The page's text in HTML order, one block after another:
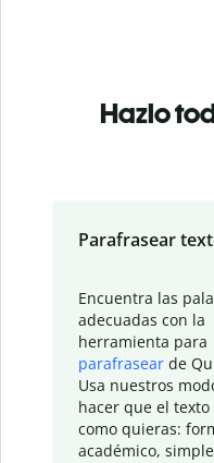
Hazlo
Parafrasear
Encuentra las
adecuadas con la
herramienta para
parafrasear de
Usa nuestros
hacer que el texto
como quieras:
académico,